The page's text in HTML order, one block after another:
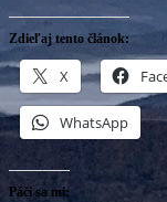
Zdieľaj tento článok:
X
WhatsApp
Páči sa mi: